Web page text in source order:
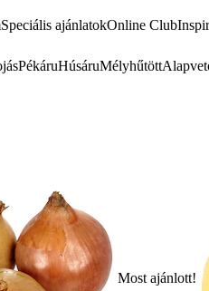
Speciális ajánlatokOnline Club
PékáruHúsáruMélyhűtött
Most ajánlott!